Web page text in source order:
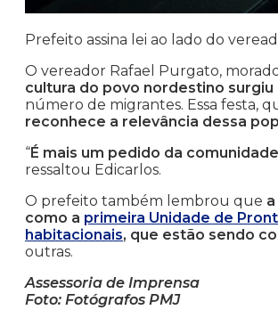
Prefeito assina lei ao lado do
O vereador Rafael Purgato,
cultura do povo nordestino
número de migrantes. Essa festa,
reconhece a relevância dessa
“É mais um pedido da
ressaltou Edicarlos.
O prefeito também lembrou que
como a primeira Unidade de
habitacionais, que estão sendo
outras.
Assessoria de Imprensa
Foto: Fotógrafos PMJ